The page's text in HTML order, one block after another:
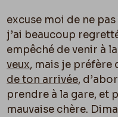
excuse moi de ne
j’ai beaucoup
empêché de venir à la
veux, mais je préfère
de ton arrivée,
prendre à la gare, et
mauvaise chère.